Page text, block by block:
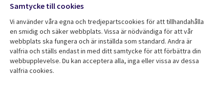
Resurscenter
Följ oss
Social
Media
SWEDEN
Samtycke till cookies
Vi använder våra egna och tredjepartscookies för att tillhandahålla
en smidig och säker webbplats. Vissa är nödvändiga för att vår
webbplats ska fungera och är inställda som standard. Andra är
valfria och ställs endast in med ditt samtycke för att förbättra din
webbupplevelse. Du kan acceptera alla, inga eller vissa av dessa
valfria cookies.